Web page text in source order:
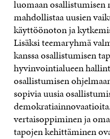
luomaan osallistumisen
mahdollistaa uusien
käyttöönoton ja
Lisäksi teemaryhmä
kanssa osallistumisen
hyvinvointialueen
osallistumisen
sopivia uusia
vertaisoppiminen ja
tapojen kehittäminen